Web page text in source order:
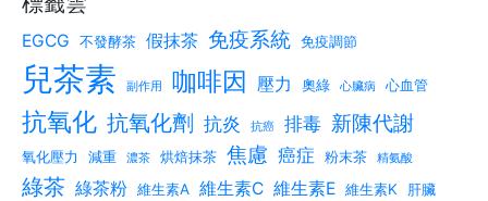
EGCG 不發酵茶 假抹茶 免疫系統 免疫調節
兒茶素 副作用 咖啡因 壓力 奧綠 心臟病 心血管
抗氧化 抗氧化劑 抗炎 抗癌 排毒 新陳代謝
氧化壓力 減重 濃茶 烘焙抹茶 焦慮 癌症 粉末茶 精氨酸
綠茶 綠茶粉 維生素A 維生素C 維生素E 維生素K 肝臟